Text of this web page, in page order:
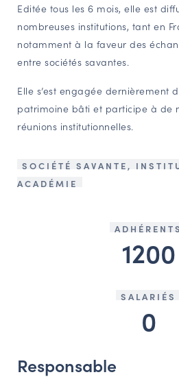
Editée tous les 6 mois, elle est
nombreuses institutions, tant en
notamment à la faveur des
entre sociétés savantes.
Elle s’est engagée dernièrement
patrimoine bâti et participe à de
réunions institutionnelles.
SOCIÉTÉ SAVANTE,
ACADÉMIE
ADHÉRENTS
1200
SALARIÉS
0
Responsable